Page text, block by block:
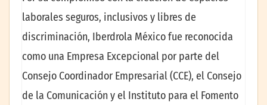
laborales seguros, inclusivos y libres de
discriminación, Iberdrola México fue reconocida
como una Empresa Excepcional por parte del
Consejo Coordinador Empresarial (CCE), el Consejo
de la Comunicación y el Instituto para el Fomento